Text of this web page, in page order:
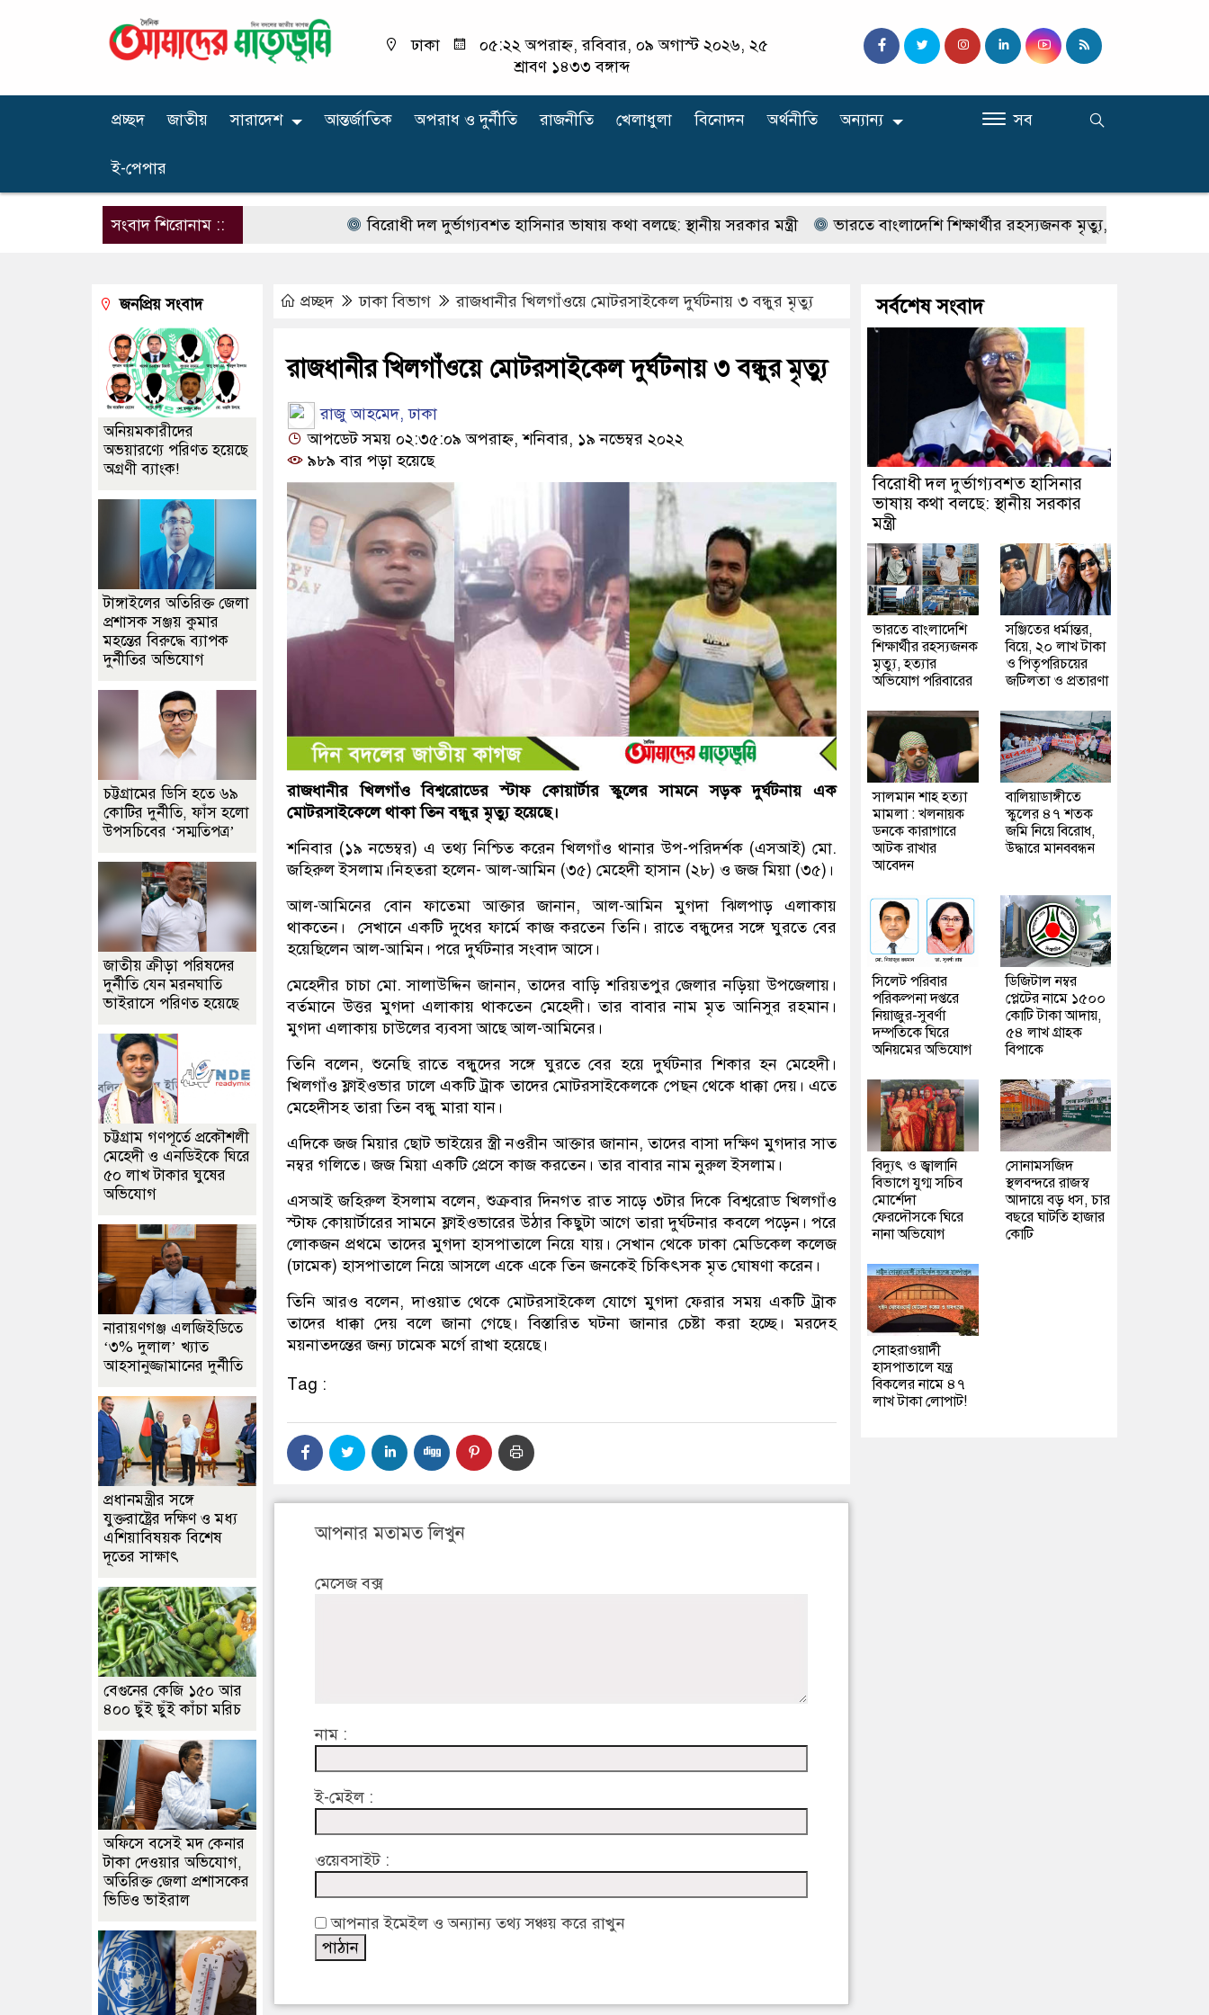
ঢাকা
০৫:২২ অপরাহ্ন, রবিবার, ০৯ অগাস্ট ২০২৬, ২৫
শ্রাবণ ১৪৩৩ বঙ্গাব্দ
প্রচ্ছদ জাতীয় সারাদেশ আন্তর্জাতিক অপরাধ ‍ও দুর্নীতি রাজনীতি খেলাধুলা বিনোদন অর্থনীতি অন্যান্য
ই-পেপার
সব
সংবাদ শিরোনাম :: বিরোধী দল দুর্ভাগ্যবশত হাসিনার ভাষায় কথা বলছে: স্থানীয় সরকার মন্ত্রী ভারতে বাংলাদেশি শিক্ষার্থীর রহস্যজনক মৃত্যু, হত্যার অভিযোগ
প্রচ্ছদ ঢাকা বিভাগ রাজধানীর খিলগাঁওয়ে মোটরসাইকেল দুর্ঘটনায় ৩ বন্ধুর মৃত্যু
রাজধানীর খিলগাঁওয়ে মোটরসাইকেল দুর্ঘটনায় ৩ বন্ধুর মৃত্যু
রাজু আহমেদ, ঢাকা
আপডেট সময় ০২:৩৫:০৯ অপরাহ্ন, শনিবার, ১৯ নভেম্বর ২০২২
৯৮৯ বার পড়া হয়েছে
রাজধানীর খিলগাঁও বিশ্বরোডের স্টাফ কোয়ার্টার স্কুলের সামনে সড়ক দুর্ঘটনায় এক
মোটরসাইকেলে থাকা তিন বন্ধুর মৃত্যু হয়েছে।
শনিবার (১৯ নভেম্বর) এ তথ্য নিশ্চিত করেন খিলগাঁও থানার উপ-পরিদর্শক (এসআই) মো.
জহিরুল ইসলাম।নিহতরা হলেন- আল-আমিন (৩৫) মেহেদী হাসান (২৮) ও জজ মিয়া (৩৫)।
আল-আমিনের বোন ফাতেমা আক্তার জানান, আল-আমিন মুগদা ঝিলপাড় এলাকায়
থাকতেন। সেখানে একটি দুধের ফার্মে কাজ করতেন তিনি। রাতে বন্ধুদের সঙ্গে ঘুরতে বের
হয়েছিলেন আল-আমিন। পরে দুর্ঘটনার সংবাদ আসে।
মেহেদীর চাচা মো. সালাউদ্দিন জানান, তাদের বাড়ি শরিয়তপুর জেলার নড়িয়া উপজেলায়।
বর্তমানে উত্তর মুগদা এলাকায় থাকতেন মেহেদী। তার বাবার নাম মৃত আনিসুর রহমান।
মুগদা এলাকায় চাউলের ব্যবসা আছে আল-আমিনের।
তিনি বলেন, শুনেছি রাতে বন্ধুদের সঙ্গে ঘুরতে বের হয়ে দুর্ঘটনার শিকার হন মেহেদী।
খিলগাঁও ফ্লাইওভার ঢালে একটি ট্রাক তাদের মোটরসাইকেলকে পেছন থেকে ধাক্কা দেয়। এতে
মেহেদীসহ তারা তিন বন্ধু মারা যান।
এদিকে জজ মিয়ার ছোট ভাইয়ের স্ত্রী নওরীন আক্তার জানান, তাদের বাসা দক্ষিণ মুগদার সাত
নম্বর গলিতে। জজ মিয়া একটি প্রেসে কাজ করতেন। তার বাবার নাম নুরুল ইসলাম।
এসআই জহিরুল ইসলাম বলেন, শুক্রবার দিনগত রাত সাড়ে ৩টার দিকে বিশ্বরোড খিলগাঁও
স্টাফ কোয়ার্টারের সামনে ফ্লাইওভারের উঠার কিছুটা আগে তারা দুর্ঘটনার কবলে পড়েন। পরে
লোকজন প্রথমে তাদের মুগদা হাসপাতালে নিয়ে যায়। সেখান থেকে ঢাকা মেডিকেল কলেজ
(ঢামেক) হাসপাতালে নিয়ে আসলে একে একে তিন জনকেই চিকিৎসক মৃত ঘোষণা করেন।
তিনি আরও বলেন, দাওয়াত থেকে মোটরসাইকেল যোগে মুগদা ফেরার সময় একটি ট্রাক
তাদের ধাক্কা দেয় বলে জানা গেছে। বিস্তারিত ঘটনা জানার চেষ্টা করা হচ্ছে। মরদেহ
ময়নাতদন্তের জন্য ঢামেক মর্গে রাখা হয়েছে।
Tag :
আপনার মতামত লিখুন
মেসেজ বক্স
নাম :
ই-মেইল :
ওয়েবসাইট :
আপনার ইমেইল ও অন্যান্য তথ্য সঞ্চয় করে রাখুন
জনপ্রিয় সংবাদ
অনিয়মকারীদের
অভয়ারণ্যে পরিণত হয়েছে
অগ্রণী ব্যাংক!
টাঙ্গাইলের অতিরিক্ত জেলা
প্রশাসক সঞ্জয় কুমার
মহন্তের বিরুদ্ধে ব্যাপক
দুর্নীতির অভিযোগ
চট্টগ্রামের ডিসি হতে ৬৯
কোটির দুর্নীতি, ফাঁস হলো
উপসচিবের ‘সম্মতিপত্র’
জাতীয় ক্রীড়া পরিষদের
দুর্নীতি যেন মরনঘাতি
ভাইরাসে পরিণত হয়েছে
চট্টগ্রাম গণপূর্তে প্রকৌশলী
মেহেদী ও এনডিইকে ঘিরে
৫০ লাখ টাকার ঘুষের
অভিযোগ
নারায়ণগঞ্জ এলজিইডিতে
‘৩% দুলাল’ খ্যাত
আহসানুজ্জামানের দুর্নীতি
প্রধানমন্ত্রীর সঙ্গে
যুক্তরাষ্ট্রের দক্ষিণ ও মধ্য
এশিয়াবিষয়ক বিশেষ
দূতের সাক্ষাৎ
বেগুনের কেজি ১৫০ আর
৪০০ ছুঁই ছুঁই কাঁচা মরিচ
অফিসে বসেই মদ কেনার
টাকা দেওয়ার অভিযোগ,
অতিরিক্ত জেলা প্রশাসকের
ভিডিও ভাইরাল
সর্বশেষ সংবাদ
বিরোধী দল দুর্ভাগ্যবশত হাসিনার
ভাষায় কথা বলছে: স্থানীয় সরকার
মন্ত্রী
ভারতে বাংলাদেশি
শিক্ষার্থীর রহস্যজনক
মৃত্যু, হত্যার
অভিযোগ পরিবারের
সঞ্জিতের ধর্মান্তর,
বিয়ে, ২০ লাখ টাকা
ও পিতৃপরিচয়ের
জটিলতা ও প্রতারণা
সালমান শাহ হত্যা
মামলা : খলনায়ক
ডনকে কারাগারে
আটক রাখার
আবেদন
বালিয়াডাঙ্গীতে
স্কুলের ৪৭ শতক
জমি নিয়ে বিরোধ,
উদ্ধারে মানববন্ধন
সিলেট পরিবার
পরিকল্পনা দপ্তরে
নিয়াজুর-সুবর্ণা
দম্পতিকে ঘিরে
অনিয়মের অভিযোগ
ডিজিটাল নম্বর
প্লেটের নামে ১৫০০
কোটি টাকা আদায়,
৫৪ লাখ গ্রাহক
বিপাকে
বিদ্যুৎ ও জ্বালানি
বিভাগে যুগ্ম সচিব
মোর্শেদা
ফেরদৌসকে ঘিরে
নানা অভিযোগ
সোনামসজিদ
স্থলবন্দরে রাজস্ব
আদায়ে বড় ধস, চার
বছরে ঘাটতি হাজার
কোটি
সোহরাওয়ার্দী
হাসপাতালে যন্ত্র
বিকলের নামে ৪৭
লাখ টাকা লোপাট!